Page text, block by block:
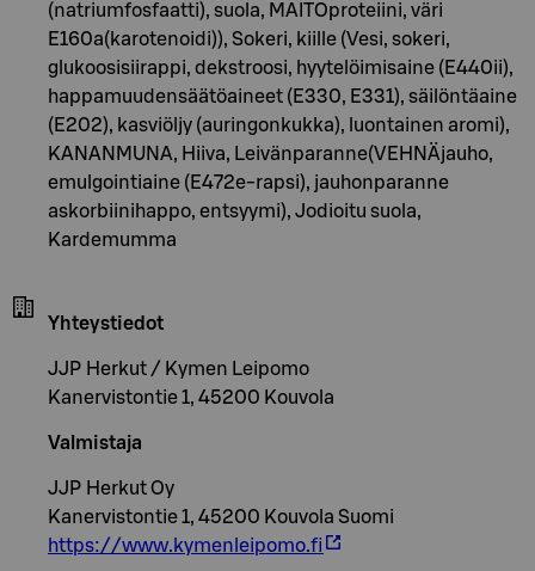
(natriumfosfaatti), suola, MAITOproteiini, väri
E160a(karotenoidi)), Sokeri, kiille (Vesi, sokeri,
glukoosisiirappi, dekstroosi, hyytelöimisaine (E440ii),
happamuudensäätöaineet (E330, E331), säilöntäaine
(E202), kasviöljy (auringonkukka), luontainen aromi),
KANANMUNA, Hiiva, Leivänparanne(VEHNÄjauho,
emulgointiaine (E472e-rapsi), jauhonparanne
askorbiinihappo, entsyymi), Jodioitu suola,
Kardemumma
Yhteystiedot
JJP Herkut / Kymen Leipomo
Kanervistontie 1, 45200 Kouvola
Valmistaja
JJP Herkut Oy
Kanervistontie 1, 45200 Kouvola Suomi
https://www.kymenleipomo.fi